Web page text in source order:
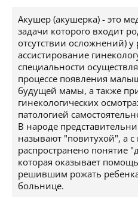
Акушер (акушерка) - это
задачи которого входит
отсутствии осложнений)
ассистирование
специальности
процессе появления
будущей мамы, а также
гинекологических
патологией
В народе
называют "повитухой", а
распространено понятие
которая оказывает
решившим рожать
больнице.